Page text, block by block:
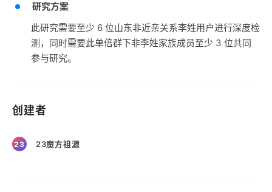
研究方案
此研究需要至少 6 位山东非近亲关系李姓用户进行深度检
测，同时需要此单倍群下非李姓家族成员至少 3 位共同
参与研究。
创建者
23 23魔方祖源